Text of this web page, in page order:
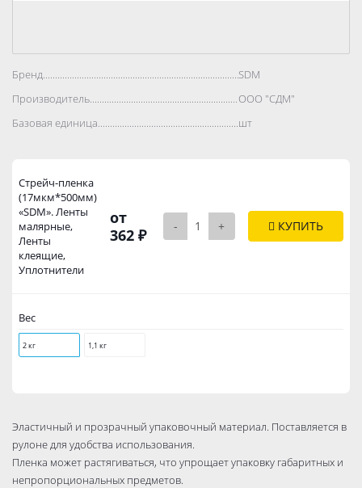
Бренд..................................................................................SDM
Производитель..................................................................................
ООО "СДМ"
Базовая единица..................................................................................
шт
Стрейч-пленка
(17мкм*500мм)
«SDM». Ленты
малярные,
Ленты
клеящие,
Уплотнители
от
362 ₽
- + КУПИТЬ
Вес
2 кг 1,1 кг
Эластичный и прозрачный упаковочный материал. Поставляется в
рулоне для удобства использования.
Пленка может растягиваться, что упрощает упаковку габаритных и
непропорциональных предметов.